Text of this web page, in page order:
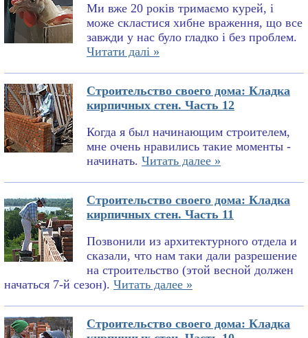
Ми вже 20 років тримаємо курей, і
може скластися хибне враження, що все
завжди у нас було гладко і без проблем.
Читати далі »
Строительство своего дома: Кладка
кирпичных стен. Часть 12
Когда я был начинающим строителем,
мне очень нравились такие моменты -
начинать. Читать далее »
Строительство своего дома: Кладка
кирпичных стен. Часть 11
Позвонили из архитектурного отдела и
сказали, что нам таки дали разрешение
на строительство (этой весной должен
начаться 7-й сезон). Читать далее »
Строительство своего дома: Кладка